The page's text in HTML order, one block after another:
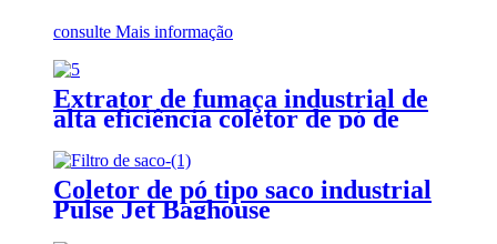
consulte Mais informação
Extrator de fumaça industrial de
alta eficiência coletor de pó de
serra de pedra coletor de pó de
soldagem
Coletor de pó tipo saco industrial
Pulse Jet Baghouse